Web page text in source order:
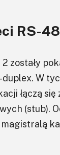
RS-
2 zostały
W
łączą
(stub).